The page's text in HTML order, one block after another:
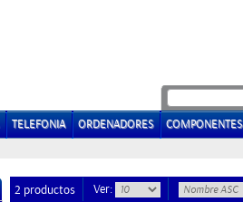
TELEFONIA ORDENADORES COMPONENTES
2 productos Ver: